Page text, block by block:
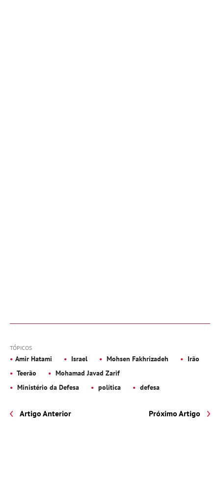
TÓPICOS
Amir Hatami Israel Mohsen Fakhrizadeh
Irão
Teerão
Mohamad Javad Zarif
Ministério da Defesa
política defesa
Artigo Anterior Próximo Artigo